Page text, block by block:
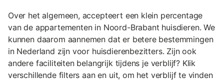
Over het algemeen, accepteert een klein percentage
van de appartementen in Noord-Brabant huisdieren. We
kunnen daarom aannemen dat er betere bestemmingen
in Nederland zijn voor huisdierenbezitters. Zijn ook
andere faciliteiten belangrijk tijdens je verblijf? Klik
verschillende filters aan en uit, om het verblijf te vinden